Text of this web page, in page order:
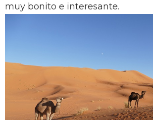
muy bonito e interesante.